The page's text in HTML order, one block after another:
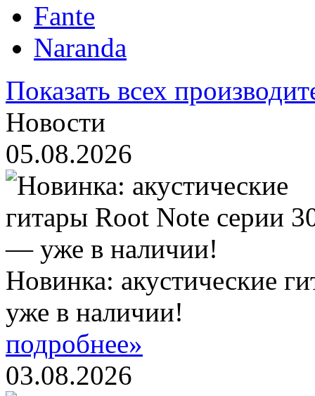
Fante
Naranda
Показать всех
Новости
05.08.2026
Новинка: акустические
уже в наличии!
подробнее»
03.08.2026